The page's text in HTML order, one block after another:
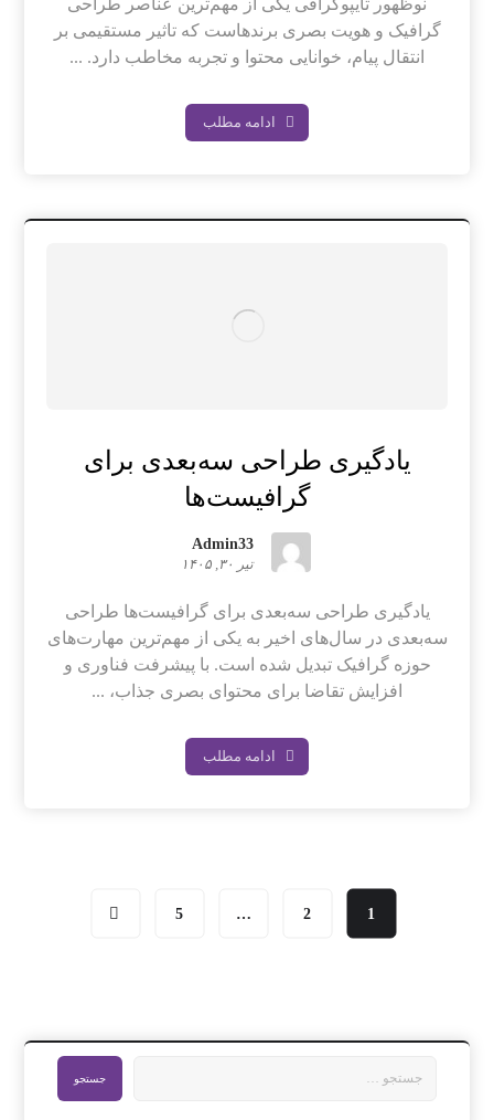
نوظهور تایپوگرافی یکی از مهم‌ترین عناصر طراحی
گرافیک و هویت بصری برندهاست که تاثیر مستقیمی بر
انتقال پیام، خوانایی محتوا و تجربه مخاطب دارد. ...
ادامه مطلب
یادگیری طراحی سه‌بعدی برای
گرافیست‌ها
Admin33
تیر ۳۰, ۱۴۰۵
یادگیری طراحی سه‌بعدی برای گرافیست‌ها طراحی
سه‌بعدی در سال‌های اخیر به یکی از مهم‌ترین مهارت‌های
حوزه گرافیک تبدیل شده است. با پیشرفت فناوری و
افزایش تقاضا برای محتوای بصری جذاب، ...
ادامه مطلب
1
2
…
5